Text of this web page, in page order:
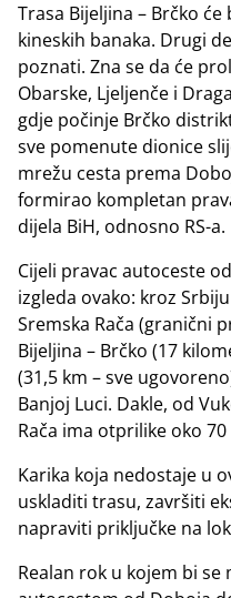
Trasa Bijeljina – Brčko
kineskih banaka. Drugi
poznati. Zna se da će
Obarske, Ljeljenče i
gdje počinje Brčko
sve pomenute dionice
mrežu cesta prema
formirao kompletan
dijela BiH, odnosno RS-a.
Cijeli pravac autoceste
izgleda ovako: kroz
Sremska Rača (granični
Bijeljina – Brčko (17
(31,5 km – sve
Banjoj Luci. Dakle, od
Rača ima otprilike oko
Karika koja nedostaje u
uskladiti trasu, završiti
napraviti priključke na
Realan rok u kojem bi